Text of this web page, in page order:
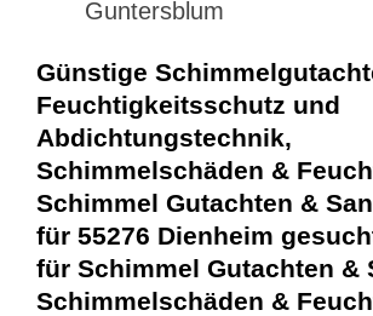
Guntersblum
Günstige
Feuchtigkeitsschutz und
Abdichtungstechnik,
Schimmelschäden &
Schimmel Gutachten &
für 55276 Dienheim
für Schimmel Gutachten &
Schimmelschäden &